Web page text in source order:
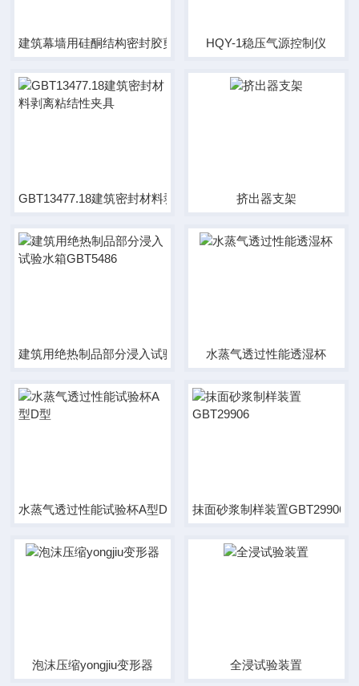
建筑幕墙用硅酮结构密封胶剪切强度夹具HQY-1稳压气源控制仪
GBT13477.18建筑密封材料剥离粘结性夹具挤出器支架
建筑用绝热制品部分浸入试验水箱GBT5486水蒸气透过性能透湿杯
水蒸气透过性能试验杯A型D型 抹面砂浆制样装置GBT29906
泡沫压缩yongjiu变形器 全浸试验装置